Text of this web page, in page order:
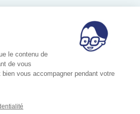
Conditions générales de vente